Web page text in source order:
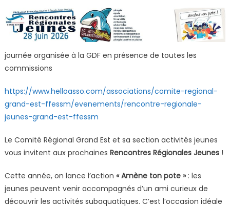
Régionale
« Jeunes »
Grand EST
FFESSM
journée organisée à la GDF en présence de toutes les
commissions
https://www.helloasso.com/associations/comite-regional-
grand-est-ffessm/evenements/rencontre-regionale-
jeunes-grand-est-ffessm
Le Comité Régional Grand Est et sa section activités jeunes
vous invitent aux prochaines Rencontres Régionales Jeunes!
Cette année, on lance l’action « Amène ton pote »: les
jeunes peuvent venir accompagnés d’un ami curieux de
découvrir les activités subaquatiques. C’est l’occasion idéale